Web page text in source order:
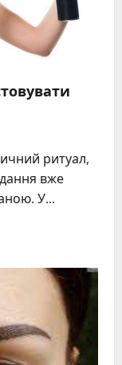
ритуал,
вже
У...